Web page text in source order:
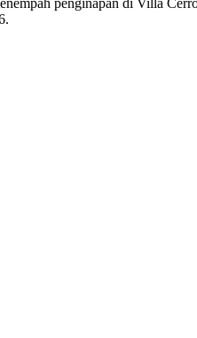
penginapan di Villa
.